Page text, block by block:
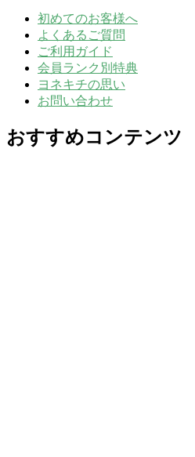
初めてのお客様へ
よくあるご質問
ご利用ガイド
会員ランク別特典
ヨネキチの思い
お問い合わせ
おすすめコンテンツ